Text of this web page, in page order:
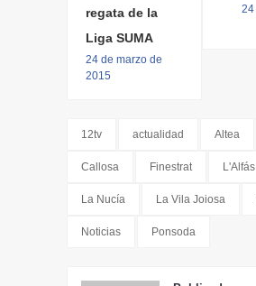
regata de la
Liga SUMA
24 de marzo de
2015
24
12tv actualidad Altea
Callosa Finestrat L'Alfás
La Nucía La Vila Joiosa
Noticias Ponsoda